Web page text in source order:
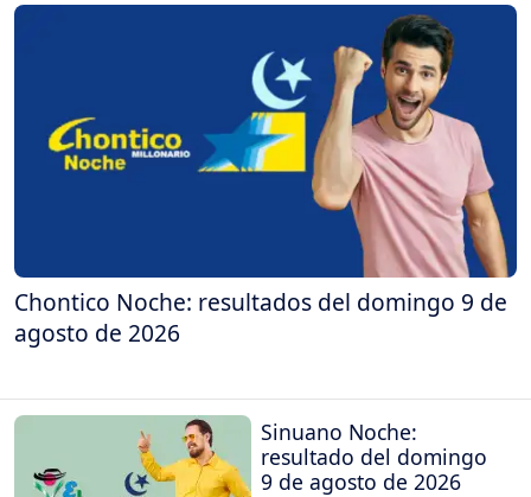
Chontico Noche: resultados del domingo 9 de
agosto de 2026
Sinuano Noche:
resultado del domingo
9 de agosto de 2026